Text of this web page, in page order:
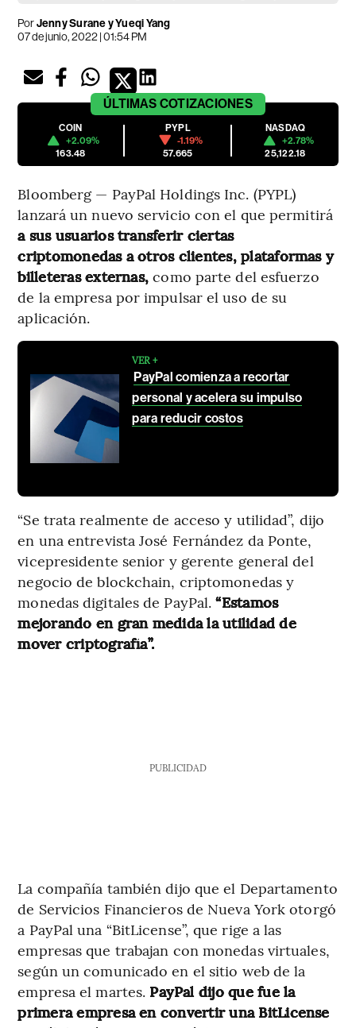
PorJenny Surane y Yueqi Yang
07 de junio, 2022 | 01:54 PM
ÚLTIMAS COTIZACIONES
COIN
+2.09%
163.48
PYPL
-1.19%
57.665
NASDAQ
+2.78%
25,122.18
Bloomberg — PayPal Holdings Inc. (PYPL)
lanzará un nuevo servicio con el que permitirá
a sus usuarios transferir ciertas
criptomonedas a otros clientes, plataformas y
billeteras externas, como parte del esfuerzo
de la empresa por impulsar el uso de su
aplicación.
VER +
PayPal comienza a recortar
personal y acelera su impulso
para reducir costos
“Se trata realmente de acceso y utilidad”, dijo
en una entrevista José Fernández da Ponte,
vicepresidente senior y gerente general del
negocio de blockchain, criptomonedas y
monedas digitales de PayPal. “Estamos
mejorando en gran medida la utilidad de
mover criptografía”.
PUBLICIDAD
La compañía también dijo que el Departamento
de Servicios Financieros de Nueva York otorgó
a PayPal una “BitLicense”, que rige a las
empresas que trabajan con monedas virtuales,
según un comunicado en el sitio web de la
empresa el martes. PayPal dijo que fue la
primera empresa en convertir una BitLicense